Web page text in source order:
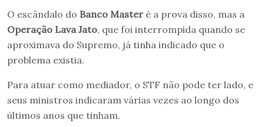
O escândalo do Banco Master é a prova disso, mas a
Operação Lava Jato, que foi interrompida quando se
aproximava do Supremo, já tinha indicado que o
problema existia.
Para atuar como mediador, o STF não pode ter lado, e
seus ministros indicaram várias vezes ao longo dos
últimos anos que tinham.